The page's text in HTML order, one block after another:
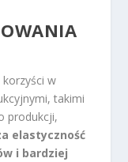
w
takimi
produkcji,
elastyczność
i bardziej